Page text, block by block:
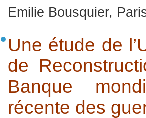
Emilie Bousquier,
Une étude de
de
Banque
récente des